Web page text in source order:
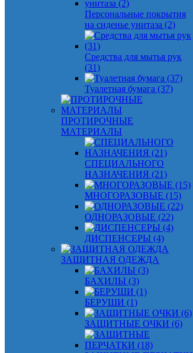
Персональные покрытия
на сиденье унитаза (2)
Средства для мытья рук
(31)
Туалетная бумага (37)
ПРОТИРОЧНЫЕ
МАТЕРИАЛЫ
СПЕЦИАЛЬНОГО
НАЗНАЧЕНИЯ (21)
МНОГОРАЗОВЫЕ (15)
ОДНОРАЗОВЫЕ (22)
ДИСПЕНСЕРЫ (4)
ЗАЩИТНАЯ ОДЕЖДА
БАХИЛЫ (3)
БЕРУШИ (1)
ЗАЩИТНЫЕ ОЧКИ (6)